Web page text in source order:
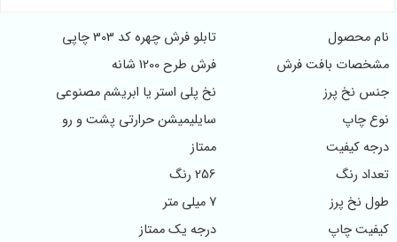
محصول
تابلو فرش چهره کد 303 چاپی
بافت فرش
فرش طرح 1200 شانه
نخ پرز
نخ پلی استر یا ابریشم مصنوعی
چاپ
سایلیمیشن حرارتی پشت و رو
کیفیت
رنگ
پرز
چاپ
درجه یک ممتاز